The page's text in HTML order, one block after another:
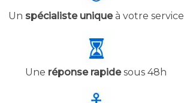
Un spécialiste uniqueà votre service
Une réponse rapidesous 48h